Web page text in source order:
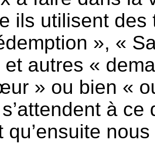
ils utilisent
», «
et autres «
» ou bien «
à
qu’ensuite